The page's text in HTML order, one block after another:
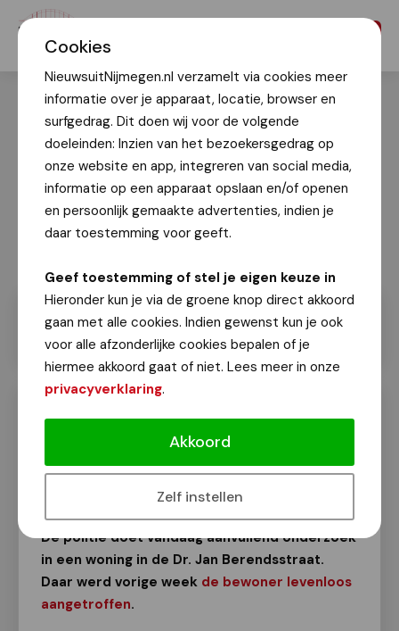
Cookies
NieuwsuitNijmegen.nl verzamelt via cookies meer
informatie over je apparaat, locatie, browser en
surfgedrag. Dit doen wij voor de volgende
doeleinden: Inzien van het bezoekersgedrag op
onze website en app, integreren van social media,
informatie op een apparaat opslaan en/of openen
en persoonlijk gemaakte advertenties, indien je
daar toestemming voor geeft.
Geef toestemming of stel je eigen keuze in
Hieronder kun je via de groene knop direct akkoord
gaan met alle cookies. Indien gewenst kun je ook
voor alle afzonderlijke cookies bepalen of je
hiermee akkoord gaat of niet. Lees meer in onze
privacyverklaring.
Akkoord
Zelf instellen
Opnieuw onderzoek in woning Dr Jan
Van onze redactie
11 augustus 2023
De politie doet vandaag aanvullend onderzoek
in een woning in de Dr. Jan Berendsstraat.
Daar werd vorige week de bewoner levenloos
aangetroffen.